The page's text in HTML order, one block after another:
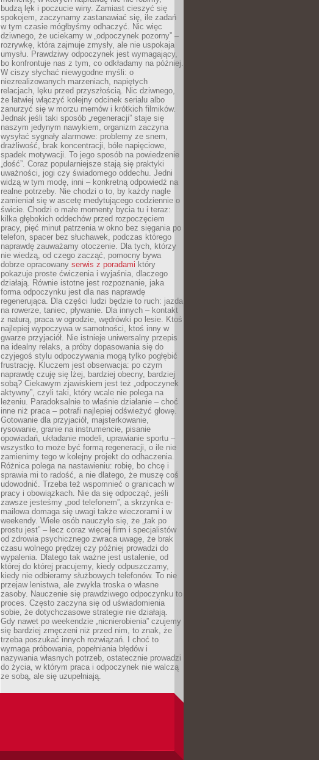
budzą lęk i poczucie winy. Zamiast cieszyć się
spokojem, zaczynamy zastanawiać się, ile zadań
w tym czasie mógłbyśmy odhaczyć. Nic więc
dziwnego, że uciekamy w „odpoczynek pozorny” –
rozrywkę, która zajmuje zmysły, ale nie uspokaja
umysłu. Prawdziwy odpoczynek jest wymagający,
bo konfrontuje nas z tym, co odkładamy na później.
W ciszy słychać niewygodne myśli: o
niezrealizowanych marzeniach, napiętych
relacjach, lęku przed przyszłością. Nic dziwnego,
że łatwiej włączyć kolejny odcinek serialu albo
zanurzyć się w morzu memów i krótkich filmików.
Jednak jeśli taki sposób „regeneracji” staje się
naszym jedynym nawykiem, organizm zaczyna
wysyłać sygnały alarmowe: problemy ze snem,
drażliwość, brak koncentracji, bóle napięciowe,
spadek motywacji. To jego sposób na powiedzenie
„dość”. Coraz popularniejsze stają się praktyki
uważności, jogi czy świadomego oddechu. Jedni
widzą w tym modę, inni – konkretną odpowiedź na
realne potrzeby. Nie chodzi o to, by każdy nagle
zamieniał się w ascetę medytującego codziennie o
świcie. Chodzi o małe momenty bycia tu i teraz:
kilka głębokich oddechów przed rozpoczęciem
pracy, pięć minut patrzenia w okno bez sięgania po
telefon, spacer bez słuchawek, podczas którego
naprawdę zauważamy otoczenie. Dla tych, którzy
nie wiedzą, od czego zacząć, pomocny bywa
dobrze opracowany serwis z poradami który
pokazuje proste ćwiczenia i wyjaśnia, dlaczego
działają. Równie istotne jest rozpoznanie, jaka
forma odpoczynku jest dla nas naprawdę
regenerująca. Dla części ludzi będzie to ruch: jazda
na rowerze, taniec, pływanie. Dla innych – kontakt
z naturą, praca w ogrodzie, wędrówki po lesie. Ktoś
najlepiej wypoczywa w samotności, ktoś inny w
gwarze przyjaciół. Nie istnieje uniwersalny przepis
na idealny relaks, a próby dopasowania się do
czyjegoś stylu odpoczywania mogą tylko pogłębić
frustrację. Kluczem jest obserwacja: po czym
naprawdę czuję się lżej, bardziej obecny, bardziej
sobą? Ciekawym zjawiskiem jest też „odpoczynek
aktywny”, czyli taki, który wcale nie polega na
leżeniu. Paradoksalnie to właśnie działanie – choć
inne niż praca – potrafi najlepiej odświeżyć głowę.
Gotowanie dla przyjaciół, majsterkowanie,
rysowanie, granie na instrumencie, pisanie
opowiadań, układanie modeli, uprawianie sportu –
wszystko to może być formą regeneracji, o ile nie
zamienimy tego w kolejny projekt do odhaczenia.
Różnica polega na nastawieniu: robię, bo chcę i
sprawia mi to radość, a nie dlatego, że muszę coś
udowodnić. Trzeba też wspomnieć o granicach w
pracy i obowiązkach. Nie da się odpocząć, jeśli
zawsze jesteśmy „pod telefonem”, a skrzynka e-
mailowa domaga się uwagi także wieczorami i w
weekendy. Wiele osób nauczyło się, że „tak po
prostu jest” – lecz coraz więcej firm i specjalistów
od zdrowia psychicznego zwraca uwagę, że brak
czasu wolnego prędzej czy później prowadzi do
wypalenia. Dlatego tak ważne jest ustalenie, od
której do której pracujemy, kiedy odpuszczamy,
kiedy nie odbieramy służbowych telefonów. To nie
przejaw lenistwa, ale zwykła troska o własne
zasoby. Nauczenie się prawdziwego odpoczynku to
proces. Często zaczyna się od uświadomienia
sobie, że dotychczasowe strategie nie działają.
Gdy nawet po weekendzie „nicnierobienia” czujemy
się bardziej zmęczeni niż przed nim, to znak, że
trzeba poszukać innych rozwiązań. I choć to
wymaga próbowania, popełniania błędów i
nazywania własnych potrzeb, ostatecznie prowadzi
do życia, w którym praca i odpoczynek nie walczą
ze sobą, ale się uzupełniają.